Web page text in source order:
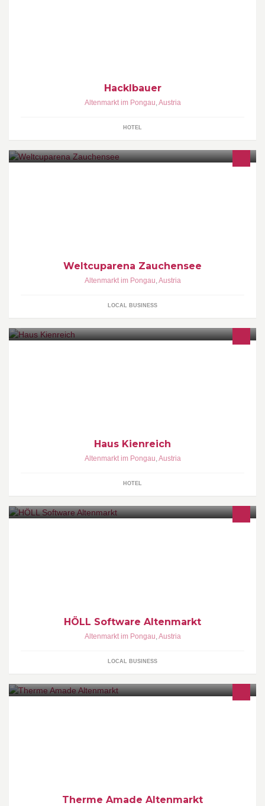
Hacklbauer
Altenmarkt im Pongau,Austria
HOTEL
Weltcuparena Zauchensee
Altenmarkt im Pongau,Austria
LOCAL BUSINESS
Haus Kienreich
Altenmarkt im Pongau,Austria
HOTEL
HÖLL Software Altenmarkt
Altenmarkt im Pongau,Austria
LOCAL BUSINESS
Therme Amade Altenmarkt